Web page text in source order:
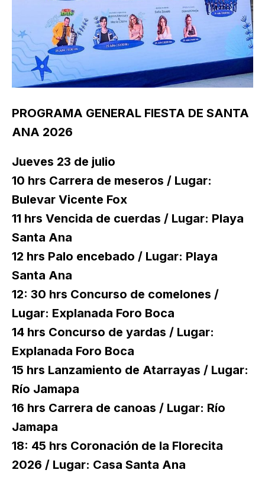
PROGRAMA GENERAL FIESTA DE SANTA
ANA 2026
Jueves 23 de julio
10 hrs Carrera de meseros / Lugar:
Bulevar Vicente Fox
11 hrs Vencida de cuerdas / Lugar: Playa
Santa Ana
12 hrs Palo encebado / Lugar: Playa
Santa Ana
12: 30 hrs Concurso de comelones /
Lugar: Explanada Foro Boca
14 hrs Concurso de yardas / Lugar:
Explanada Foro Boca
15 hrs Lanzamiento de Atarrayas / Lugar:
Río Jamapa
16 hrs Carrera de canoas / Lugar: Río
Jamapa
18: 45 hrs Coronación de la Florecita
2026 / Lugar: Casa Santa Ana